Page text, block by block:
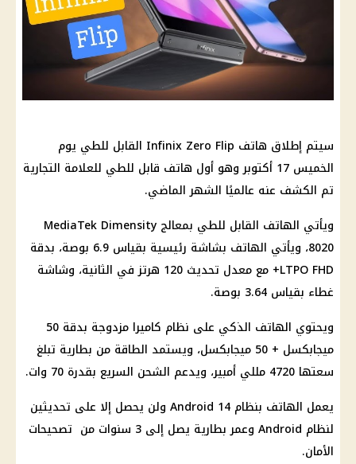
سيتم إطلاق هاتف Infinix Zero Flip القابل للطي يوم
الخميس 17 أكتوبر وهو أول هاتف قابل للطي للعلامة التجارية
تم الكشف عنه عالميًا الشهر الماضي.
ويأتي الهاتف القابل للطي بمعالج MediaTek Dimensity
8020، ويأتي الهاتف بشاشة رئيسية بقياس 6.9 بوصة، بدقة
LTPO FHD+ مع معدل تحديث 120 هرتز في الثانية، وشاشة
غطاء بقياس 3.64 بوصة.
ويحتوي الهاتف الذكي على نظام كاميرا مزدوجة بدقة 50
ميجابكسل + 50 ميجابكسل، ويستمد الطاقة من بطارية تبلغ
سعتها 4720 مللي أمبير، ويدعم الشحن السريع بقدرة 70 وات.
يعمل الهاتف بنظام Android 14 ولن يحصل إلا على تحديثين
لنظام Android وعمر بطارية يصل إلى 3 سنوات من تصحيحات
الأمان.